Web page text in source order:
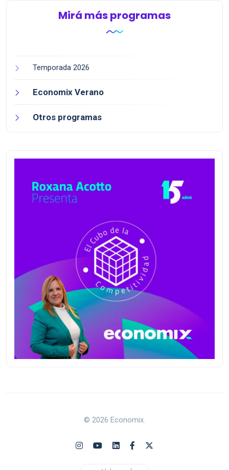
Mirá más programas
Temporada 2026
Economix Verano
Otros programas
© 2026 Economix.